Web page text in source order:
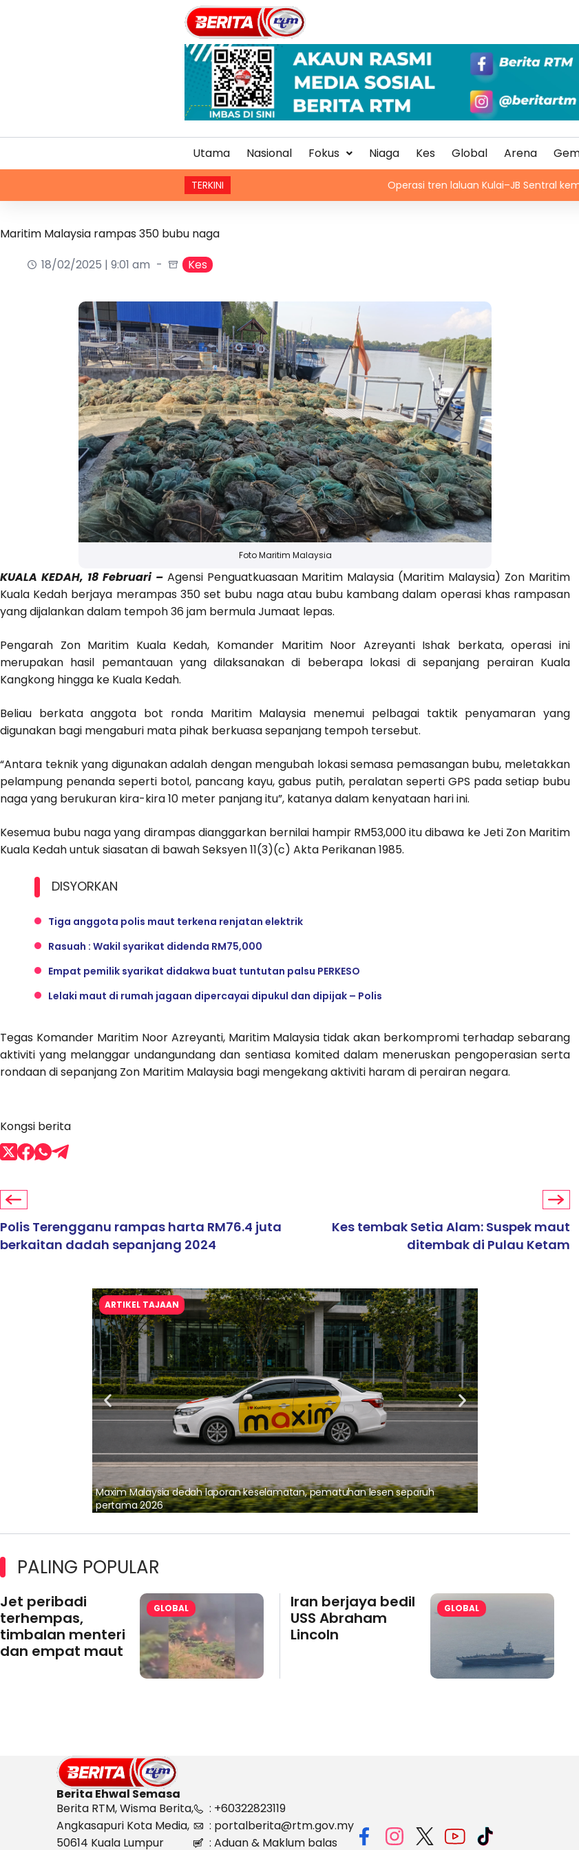
Utama Nasional Fokus Niaga Kes Global Arena
TERKINI Operasi tren laluan Kulai–JB Sentral kembali
Maritim Malaysia rampas 350 bubu naga
18/02/2025 | 9:01 am
Kes
Foto Maritim Malaysia
KUALA KEDAH, 18 Februari –Agensi Penguatkuasaan Maritim Malaysia (Maritim Malaysia) Zon Maritim
Kuala Kedah berjaya merampas 350 set bubu naga atau bubu kambang dalam operasi khas rampasan
yang dijalankan dalam tempoh 36 jam bermula Jumaat lepas.
Pengarah Zon Maritim Kuala Kedah, Komander Maritim Noor Azreyanti Ishak berkata, operasi ini
merupakan hasil pemantauan yang dilaksanakan di beberapa lokasi di sepanjang perairan Kuala
Kangkong hingga ke Kuala Kedah.
Beliau berkata anggota bot ronda Maritim Malaysia menemui pelbagai taktik penyamaran yang
digunakan bagi mengaburi mata pihak berkuasa sepanjang tempoh tersebut.
“Antara teknik yang digunakan adalah dengan mengubah lokasi semasa pemasangan bubu, meletakkan
pelampung penanda seperti botol, pancang kayu, gabus putih, peralatan seperti GPS pada setiap bubu
naga yang berukuran kira-kira 10 meter panjang itu”, katanya dalam kenyataan hari ini.
Kesemua bubu naga yang dirampas dianggarkan bernilai hampir RM53,000 itu dibawa ke Jeti Zon Maritim
Kuala Kedah untuk siasatan di bawah Seksyen 11(3)(c) Akta Perikanan 1985.
DISYORKAN
Tiga anggota polis maut terkena renjatan elektrik
Rasuah : Wakil syarikat didenda RM75,000
Empat pemilik syarikat didakwa buat tuntutan palsu PERKESO
Lelaki maut di rumah jagaan dipercayai dipukul dan dipijak – Polis
Tegas Komander Maritim Noor Azreyanti, Maritim Malaysia tidak akan berkompromi terhadap sebarang
aktiviti yang melanggar undangundang dan sentiasa komited dalam meneruskan pengoperasian serta
rondaan di sepanjang Zon Maritim Malaysia bagi mengekang aktiviti haram di perairan negara.
Kongsi berita
Polis Terengganu rampas harta RM76.4 juta
berkaitan dadah sepanjang 2024
Kes tembak Setia Alam: Suspek maut
ditembak di Pulau Ketam
ARTIKEL TAJAAN
Maxim Malaysia dedah laporan keselamatan, pematuhan lesen separuh
pertama 2026
Ajinomoto
aminoVITAL®
PALING POPULAR
Jet peribadi
terhempas,
timbalan menteri
dan empat maut
GLOBAL
Iran berjaya bedil
USS Abraham
Lincoln
GLOBAL
Berita Ehwal Semasa
Berita RTM, Wisma Berita,
Angkasapuri Kota Media,
50614 Kuala Lumpur
: +60322823119
: portalberita@rtm.gov.my
: Aduan & Maklum balas